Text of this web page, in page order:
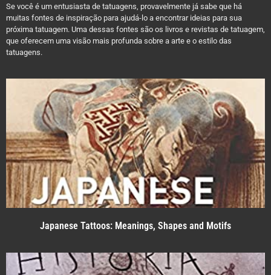
Se você é um entusiasta de tatuagens, provavelmente já sabe que há
muitas fontes de inspiração para ajudá-lo a encontrar ideias para sua
próxima tatuagem. Uma dessas fontes são os livros e revistas de tatuagem,
que oferecem uma visão mais profunda sobre a arte e o estilo das
tatuagens.
Japanese Tattoos: Meanings, Shapes and Motifs